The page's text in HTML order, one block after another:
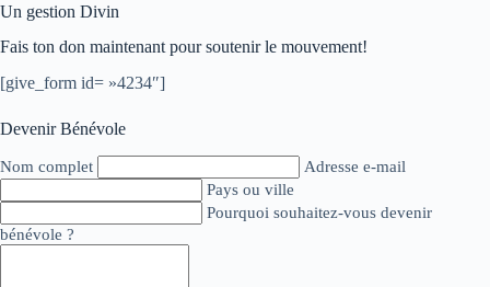
Un gestion Divin
Fais ton don maintenant pour soutenir le mouvement!
[give_form id= »4234″]
Devenir Bénévole
Nom complet
Adresse e-mail
Pays ou ville
Pourquoi souhaitez-vous devenir
bénévole ?